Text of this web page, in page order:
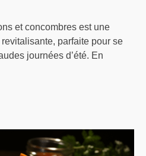
et concombres est une
parfaite pour se
journées d’été. En